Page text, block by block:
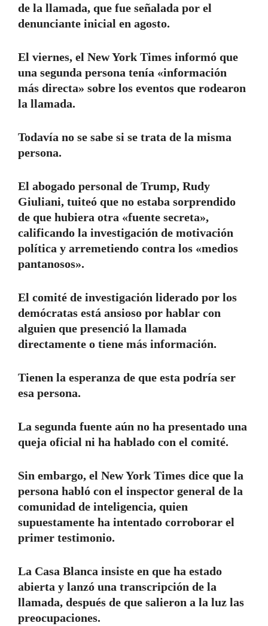
de la llamada, que fue señalada por el
denunciante inicial en agosto.
El viernes, el New York Times informó que
una segunda persona tenía «información
más directa» sobre los eventos que rodearon
la llamada.
Todavía no se sabe si se trata de la misma
persona.
El abogado personal de Trump, Rudy
Giuliani, tuiteó que no estaba sorprendido
de que hubiera otra «fuente secreta»,
calificando la investigación de motivación
política y arremetiendo contra los «medios
pantanosos».
El comité de investigación liderado por los
demócratas está ansioso por hablar con
alguien que presenció la llamada
directamente o tiene más información.
Tienen la esperanza de que esta podría ser
esa persona.
La segunda fuente aún no ha presentado una
queja oficial ni ha hablado con el comité.
Sin embargo, el New York Times dice que la
persona habló con el inspector general de la
comunidad de inteligencia, quien
supuestamente ha intentado corroborar el
primer testimonio.
La Casa Blanca insiste en que ha estado
abierta y lanzó una transcripción de la
llamada, después de que salieron a la luz las
preocupaciones.